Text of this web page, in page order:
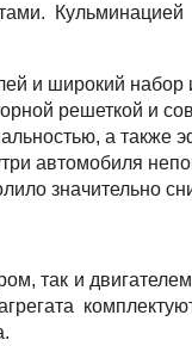
Кульминацией
и широкий
решеткой и
а
автомобиля
значительно
так и